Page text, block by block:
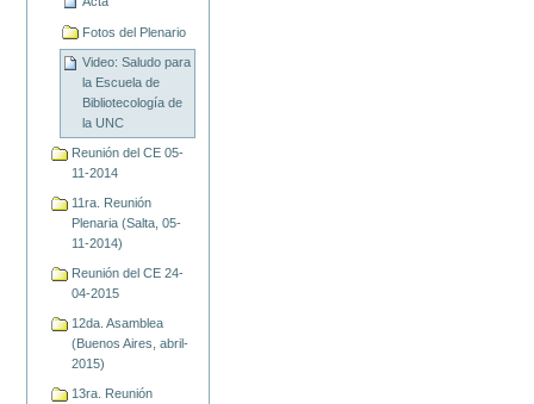
Fotos del Plenario
Video: Saludo para
la Escuela de
Bibliotecología de
la UNC
Reunión del CE 05-
11-2014
11ra. Reunión
Plenaria (Salta, 05-
11-2014)
Reunión del CE 24-
04-2015
12da. Asamblea
(Buenos Aires, abril-
2015)
13ra. Reunión